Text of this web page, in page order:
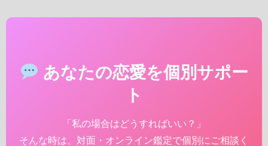
あなたの恋愛を個別サポー
ト
「私の場合はどうすればいい？」
そんな時は、対面・オンライン鑑定で個別にご相談く